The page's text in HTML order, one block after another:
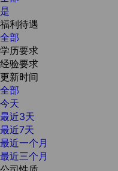
是
福利待遇
全部
学历要求
经验要求
更新时间
全部
今天
最近3天
最近7天
最近一个月
最近三个月